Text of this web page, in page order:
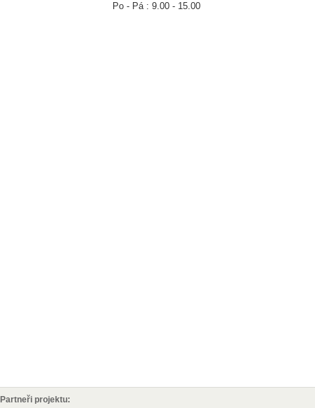
Po - Pá : 9.00 - 15.00
Partneři projektu: